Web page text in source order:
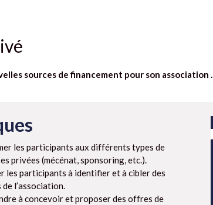
sources de financement pour son association .
les participants aux différents types de
privées (mécénat, sponsoring, etc.).
les participants à identifier et à cibler des
l’association.
à concevoir et proposer des offres de